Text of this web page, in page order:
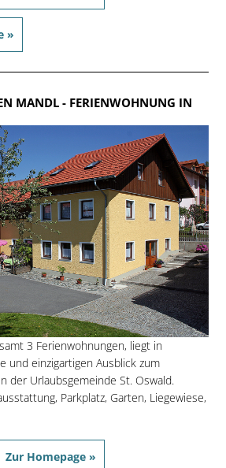
»
MANDL- FERIENWOHNUNG IN
3 Ferienwohnungen, liegt in
und einzigartigen Ausblick zum
der Urlaubsgemeinde St. Oswald.
Parkplatz, Garten, Liegewiese,
Zur Homepage »